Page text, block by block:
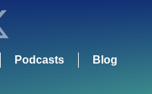
Podcasts Blog